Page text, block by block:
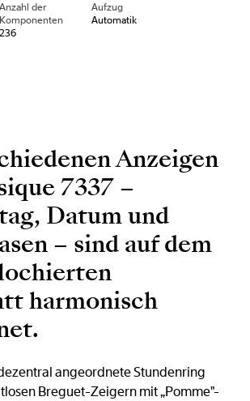
Anzahl der
Komponenten
236
Aufzug
Automatik
Anzeigen
7337 –
Datum und
– sind auf dem
harmonisch
angeordnete Stundenring
Breguet-Zeigern mit „Pomme"-